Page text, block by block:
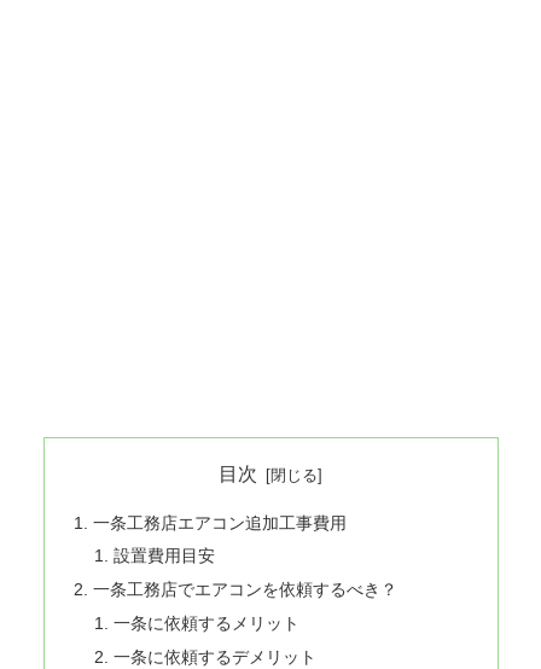
目次
一条工務店エアコン追加工事費用
設置費用目安
一条工務店でエアコンを依頼するべき？
一条に依頼するメリット
一条に依頼するデメリット